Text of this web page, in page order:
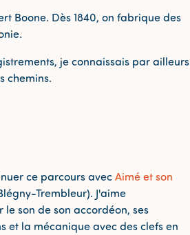
Boone. Dès 1840, on fabrique des
je connaissais par ailleurs
chemins.
ce parcours avec Aimé et son
Trembleur). J'aime
son de son accordéon, ses
et la mécanique avec des clefs en